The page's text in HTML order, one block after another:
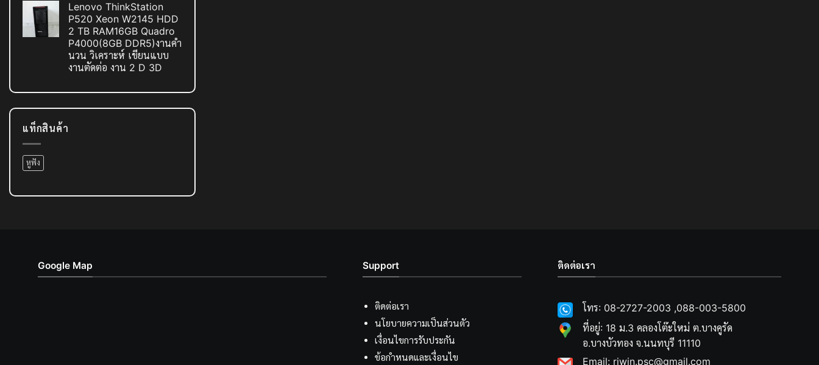
Lenovo ThinkStation
P520 Xeon W2145 HDD
2 TB RAM16GB Quadro
P4000(8GB DDR5)งานคำ
นวน วิเคราะห์ เขียนแบบ
งานตัดต่อ งาน 2 D 3D
แท็กสินค้า
หูฟัง
Google Map Support
ติดต่อเรา
นโยบายความเป็นส่วนตัว
เงื่อนไขการรับประกัน
ข้อกำหนดและเงื่อนไข
ติดต่อเรา
โทร: 08-2727-2003 ,088-003-5800
ที่อยู่: 18 ม.3 คลองโต๊ะใหม่ ต.บางคูรัด
อ.บางบัวทอง จ.นนทบุรี 11110
Email: riwin.psc@gmail.com